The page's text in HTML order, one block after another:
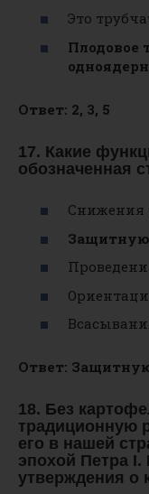
Это
Плодовое
Ответ: 2, 3, 5
17. Какие
обозначенная
Снижения
Защитную
Ответ:
18. Без
традиционную
его в нашей
эпохой Петра
утверждения о